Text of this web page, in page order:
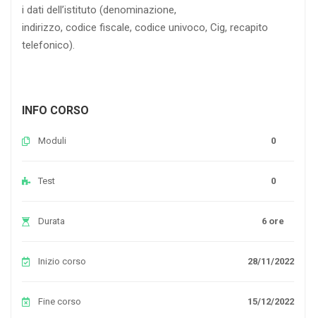
i dati dell’istituto (denominazione,
indirizzo, codice fiscale, codice univoco, Cig, recapito
telefonico).
INFO CORSO
Moduli 0
Test 0
Durata 6 ore
Inizio corso 28/11/2022
Fine corso 15/12/2022